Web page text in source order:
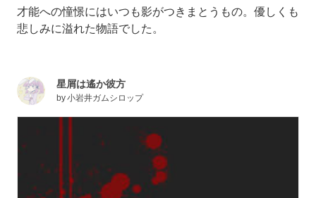
才能への憧憬にはいつも影がつきまとうもの。優しくも
悲しみに溢れた物語でした。
星屑は遙か彼方
by小岩井ガムシロップ